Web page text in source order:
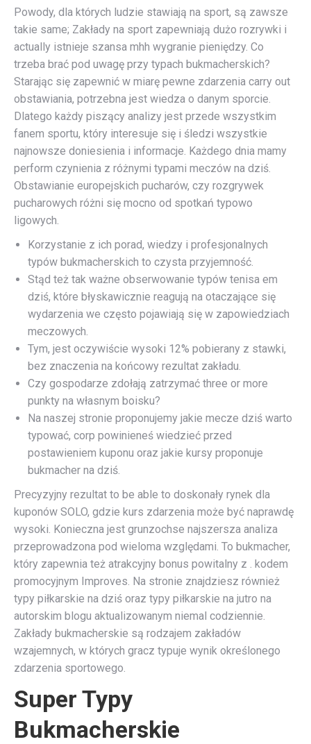
Powody, dla których ludzie stawiają na sport, są zawsze
takie same; Zakłady na sport zapewniają dużo rozrywki i
actually istnieje szansa mhh wygranie pieniędzy. Co
trzeba brać pod uwagę przy typach bukmacherskich?
Starając się zapewnić w miarę pewne zdarzenia carry out
obstawiania, potrzebna jest wiedza o danym sporcie.
Dlatego każdy piszący analizy jest przede wszystkim
fanem sportu, który interesuje się i śledzi wszystkie
najnowsze doniesienia i informacje. Każdego dnia mamy
perform czynienia z różnymi typami meczów na dziś.
Obstawianie europejskich pucharów, czy rozgrywek
pucharowych różni się mocno od spotkań typowo
ligowych.
Korzystanie z ich porad, wiedzy i profesjonalnych
typów bukmacherskich to czysta przyjemność.
Stąd też tak ważne obserwowanie typów tenisa em
dziś, które błyskawicznie reagują na otaczające się
wydarzenia we często pojawiają się w zapowiedziach
meczowych.
Tym, jest oczywiście wysoki 12% pobierany z stawki,
bez znaczenia na końcowy rezultat zakładu.
Czy gospodarze zdołają zatrzymać three or more
punkty na własnym boisku?
Na naszej stronie proponujemy jakie mecze dziś warto
typować, corp powinieneś wiedzieć przed
postawieniem kuponu oraz jakie kursy proponuje
bukmacher na dziś.
Precyzyjny rezultat to be able to doskonały rynek dla
kuponów SOLO, gdzie kurs zdarzenia może być naprawdę
wysoki. Konieczna jest grunzochse najszersza analiza
przeprowadzona pod wieloma względami. To bukmacher,
który zapewnia też atrakcyjny bonus powitalny z . kodem
promocyjnym Improves. Na stronie znajdziesz również
typy piłkarskie na dziś oraz typy piłkarskie na jutro na
autorskim blogu aktualizowanym niemal codziennie.
Zakłady bukmacherskie są rodzajem zakładów
wzajemnych, w których gracz typuje wynik określonego
zdarzenia sportowego.
Super Typy
Bukmacherskie